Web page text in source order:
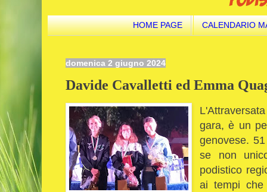
HOME PAGE CALENDARIO
domenica 2 giugno 2024
Davide Cavalletti ed Emma
gara, è un
genovese.
se non
podistico
ai tempi